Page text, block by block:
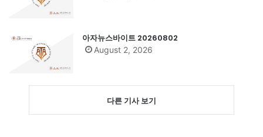
아자뉴스바이트 20260802
August 2, 2026
다른 기사 보기